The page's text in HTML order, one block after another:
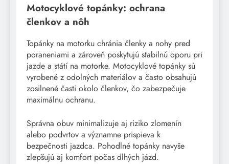
Motocyklové topánky: ochrana
členkov a nôh
Topánky na motorku chránia členky a nohy pred
poraneniami a zároveň poskytujú stabilnú oporu pri
jazde a státí na motorke. Motocyklové topánky sú
vyrobené z odolných materiálov a často obsahujú
zosilnené časti okolo členkov, čo zabezpečuje
maximálnu ochranu.
Správna obuv minimalizuje aj riziko zlomenín
alebo podvrtov a významne prispieva k
bezpečnosti jazdca. Pohodlné topánky navyše
zlepšujú aj komfort počas dlhých jázd.